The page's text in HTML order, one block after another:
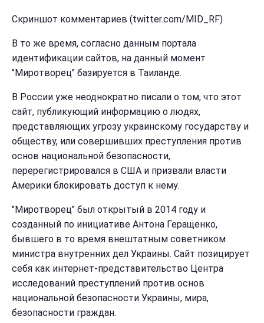
Скриншот комментариев (twitter.com/MID_RF)
В то же время, согласно данным портала
идентификации сайтов, на данный момент
"Миротворец" базируется в Таиланде.
В России уже неоднократно писали о том, что этот
сайт, публикующий информацию о людях,
представляющих угрозу украинскому государству и
обществу, или совершивших преступления против
основ национальной безопасности,
перерегистрировался в США и призвали власти
Америки блокировать доступ к нему.
"Миротворец" был открытый в 2014 году и
созданный по инициативе Антона Геращенко,
бывшего в то время внештатным советником
министра внутренних дел Украины. Сайт позицирует
себя как интернет-представительство Центра
исследований преступлений против основ
национальной безопасности Украины, мира,
безопасности граждан.